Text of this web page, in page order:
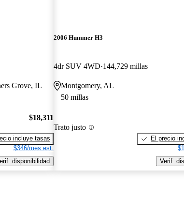
Grove, IL
$18,311
incluye tasas
$346/mes est.
disponibilidad
2006 Hummer H3
4dr SUV 4WD 144,729 millas
Montgomery, AL
50 millas
Trato justo
El precio
Verif.